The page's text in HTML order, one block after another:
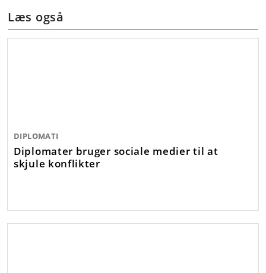
Læs også
DIPLOMATI
Diplomater bruger sociale medier til at
skjule konflikter